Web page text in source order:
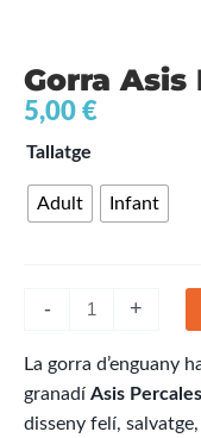
Gorra Asis
5,00 €
Tallatge
Adult Infant
-
quantitat
Gorra
+
La gorra d’enguany
granadí Asis Percales
disseny felí,